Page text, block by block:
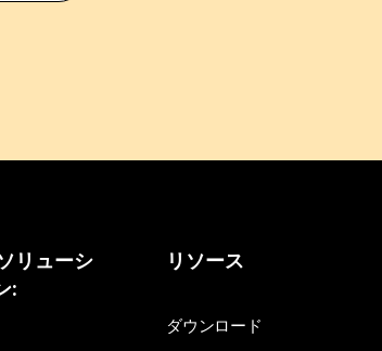
リューシ
:
リソース
ダウンロード